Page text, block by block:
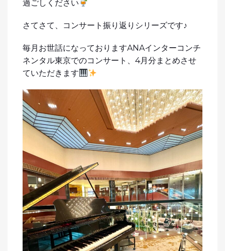
過ごしください
さてさて、コンサート振り返りシリーズです♪
毎月お世話になっておりますANAインターコンチ
ネンタル東京でのコンサート、4月分まとめさせ
ていただきます